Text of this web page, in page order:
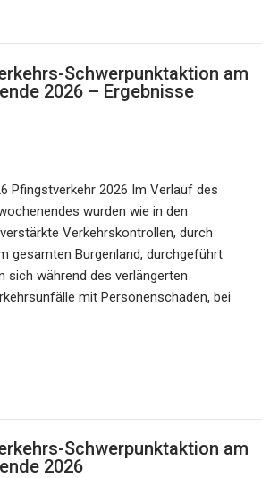
Schwerpunktaktion am
2026 – Ergebnisse
Pfingstverkehr 2026 Im Verlauf des
wurden wie in den
Verkehrskontrollen, durch
gesamten Burgenland, durchgeführt
sich während des verlängerten
mit Personenschaden, bei
Schwerpunktaktion am
2026